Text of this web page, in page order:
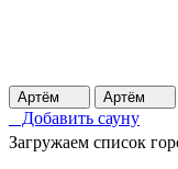
Артём Артём
Добавить сауну
Загружаем список